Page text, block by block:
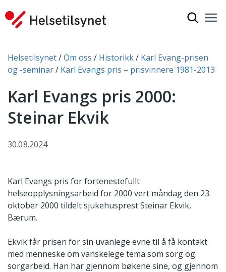
Du er her:
Helsetilsynet Om oss Historikk
Karl Evang-prisen
og -seminar
Karl Evangs pris – prisvinnere 1981-2013
Karl Evangs pris 2000:
Steinar Ekvik
30.08.2024
Karl Evangs pris for fortenestefullt
helseopplysningsarbeid for 2000 vert måndag den 23.
oktober 2000 tildelt sjukehusprest Steinar Ekvik,
Bærum.
Ekvik får prisen for sin uvanlege evne til å få kontakt
med menneske om vanskelege tema som sorg og
sorgarbeid. Han har gjennom bøkene sine, og gjennom